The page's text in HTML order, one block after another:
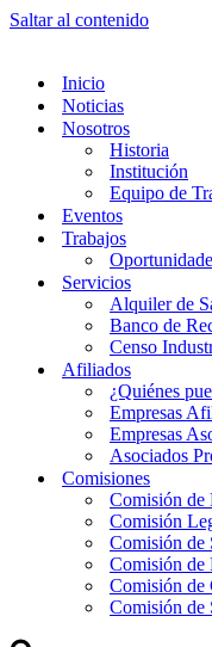
Saltar al contenido
Inicio
Noticias
Nosotros
Historia
Institución
Equipo de
Eventos
Trabajos
Servicios
Alquiler de
Banco de
Censo
Afiliados
¿Quiénes
Empresas
Empresas
Asociados
Comisiones
Comisión de
Comisión
Comisión de
Comisión de
Comisión de
Comisión de